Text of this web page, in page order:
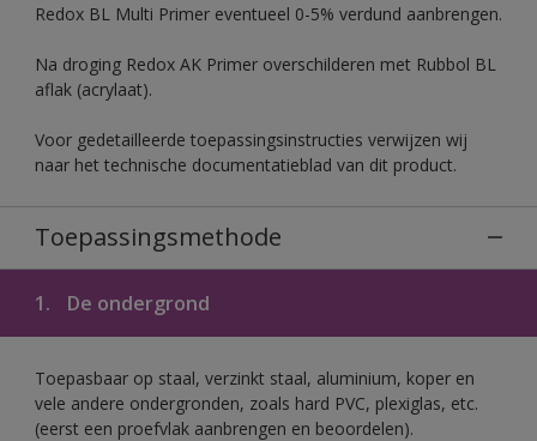
Redox BL Multi Primer eventueel 0-5% verdund aanbrengen.
Na droging Redox AK Primer overschilderen met Rubbol BL
aflak (acrylaat).
Voor gedetailleerde toepassingsinstructies verwijzen wij
naar het technische documentatieblad van dit product.
Toepassingsmethode
1. De ondergrond
Toepasbaar op staal, verzinkt staal, aluminium, koper en
vele andere ondergronden, zoals hard PVC, plexiglas, etc.
(eerst een proefvlak aanbrengen en beoordelen).